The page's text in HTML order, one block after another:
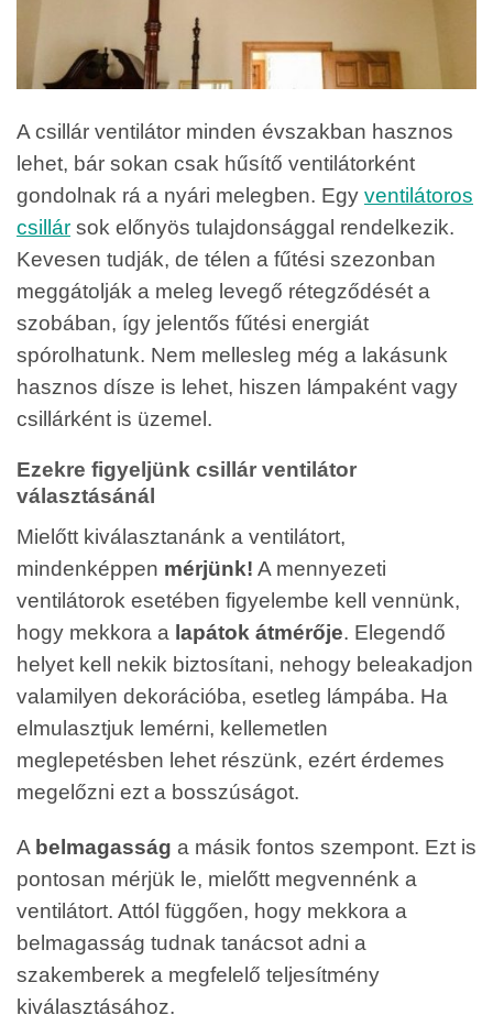
A csillár ventilátor minden évszakban hasznos
lehet, bár sokan csak hűsítő ventilátorként
gondolnak rá a nyári melegben. Egy ventilátoros
csillár sok előnyös tulajdonsággal rendelkezik.
Kevesen tudják, de télen a fűtési szezonban
meggátolják a meleg levegő rétegződését a
szobában, így jelentős fűtési energiát
spórolhatunk. Nem mellesleg még a lakásunk
hasznos dísze is lehet, hiszen lámpaként vagy
csillárként is üzemel.
Ezekre figyeljünk csillár ventilátor
választásánál
Mielőtt kiválasztanánk a ventilátort,
mindenképpen mérjünk! A mennyezeti
ventilátorok esetében figyelembe kell vennünk,
hogy mekkora a lapátok átmérője. Elegendő
helyet kell nekik biztosítani, nehogy beleakadjon
valamilyen dekorációba, esetleg lámpába. Ha
elmulasztjuk lemérni, kellemetlen
meglepetésben lehet részünk, ezért érdemes
megelőzni ezt a bosszúságot.
A belmagasság a másik fontos szempont. Ezt is
pontosan mérjük le, mielőtt megvennénk a
ventilátort. Attól függően, hogy mekkora a
belmagasság tudnak tanácsot adni a
szakemberek a megfelelő teljesítmény
kiválasztásához.